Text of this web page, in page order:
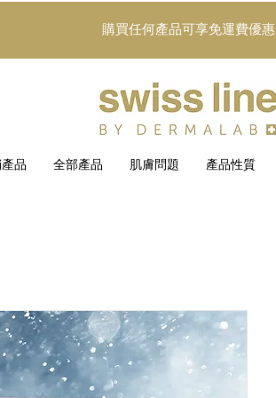
購買任何產品可享免運費優惠
品 全部產品 肌膚問題 產品性質